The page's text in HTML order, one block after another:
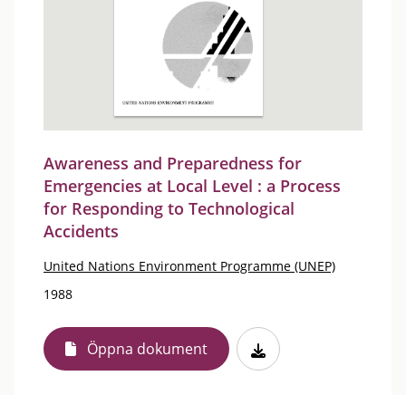
Awareness and Preparedness for
Emergencies at Local Level : a Process
for Responding to Technological
Accidents
United Nations Environment Programme (UNEP)
1988
Öppna dokument